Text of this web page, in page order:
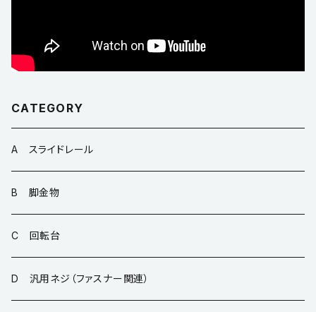
CATEGORY
A スライドレール
B 脚金物
C 回転台
D 汎用ネジ（ファスナー関連）